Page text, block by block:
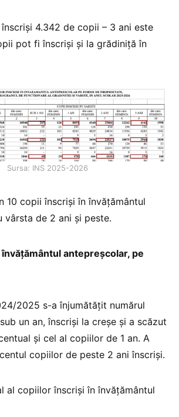
4.342 de copii – 3 ani este
pot fi înscriși și la grădiniță în
Sursa: INS 2025-2026
10 copii înscriși în învățământul
vârsta de 2 ani și peste.
antepreșcolar, pe
2025 s-a înjumătățit numărul
un an, înscriși la creșe și a scăzut
și cel al copiilor de 1 an. A
copiilor de peste 2 ani înscriși.
al copiilor înscriși în învățământul